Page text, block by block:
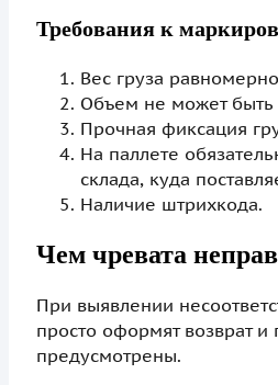
Требования к
Вес груза
Объем не может
Прочная фиксация
На паллете
склада, куда
Наличие штрихкода.
Чем чревата
При выявлении
просто оформят возврат и
предусмотрены.